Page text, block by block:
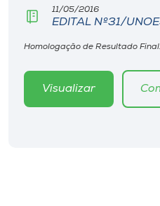
11/05/2016
EDITAL Nº31/
Homologação de Resultado Final.
Visualizar